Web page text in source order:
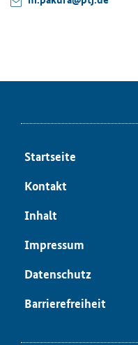
Startseite
Kontakt
Inhalt
Impressum
Datenschutz
Barrierefreiheit